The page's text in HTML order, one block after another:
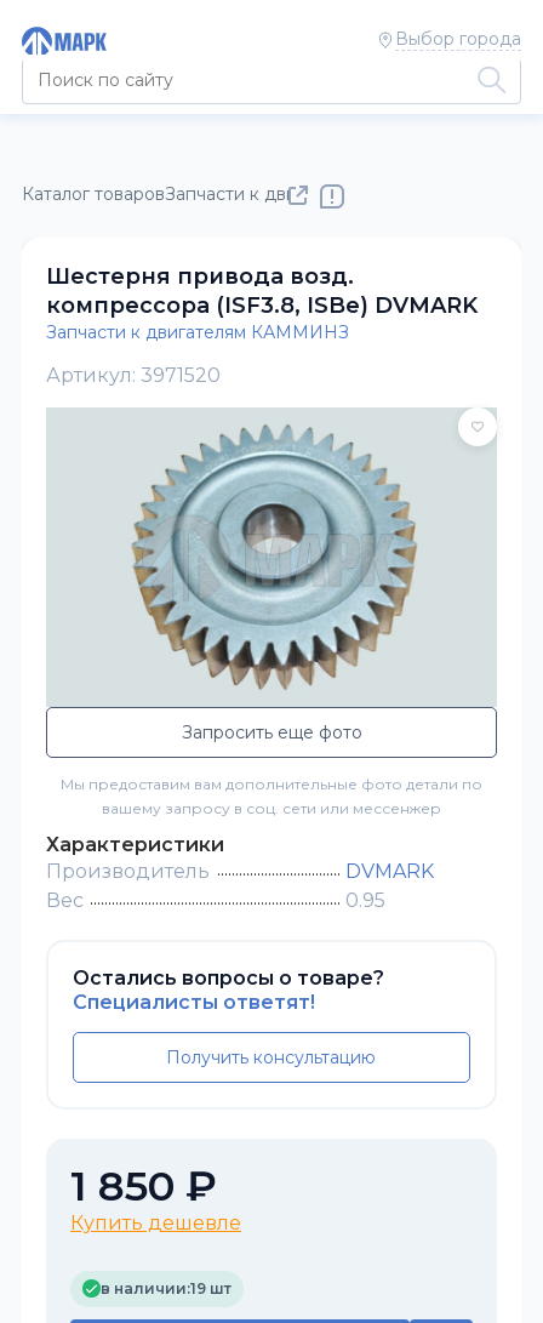
Выбор города
Каталог товаровЗапчасти к двигателям КАММИНЗ
Шестерня привода возд.
компрессора (ISF3.8, ISBe) DVMARK
Запчасти к двигателям КАММИНЗ
Артикул: 3971520
Запросить еще фото
Мы предоставим вам дополнительные фото детали по
вашему запросу в соц. сети или мессенжер
Характеристики
Производитель
DVMARK
Вес
0.95
Остались вопросы о товаре?
Специалисты ответят!
Получить консультацию
1 850 ₽
Купить дешевле
в наличии:19 шт